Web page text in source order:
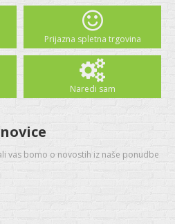
Prijazna spletna trgovina
Naredi sam
novice
vas bomo o novostih iz naše ponudbe